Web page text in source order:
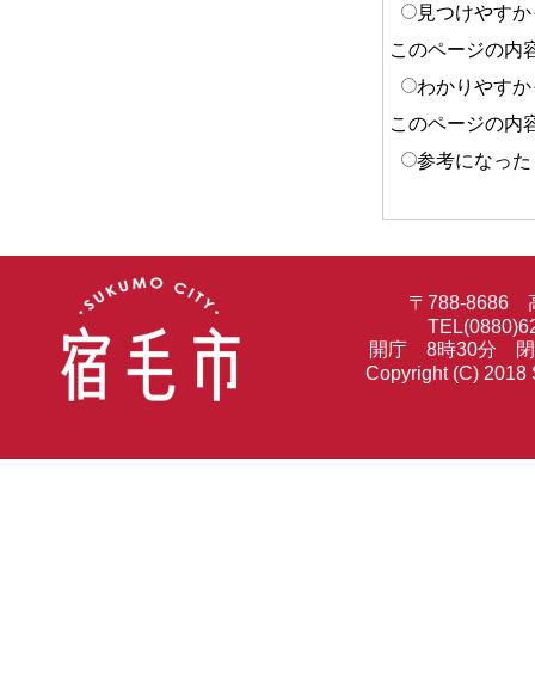
見つけやす
このページの内
わかりやす
このページの内
参考になった
〒788-8686
開庁 8時30分 閉
Copyright (C) 2018